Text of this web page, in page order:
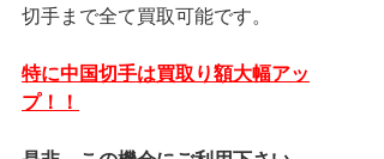
切手まで全て買取可能です。
特に中国切手は買取り額大幅アッ
プ！！